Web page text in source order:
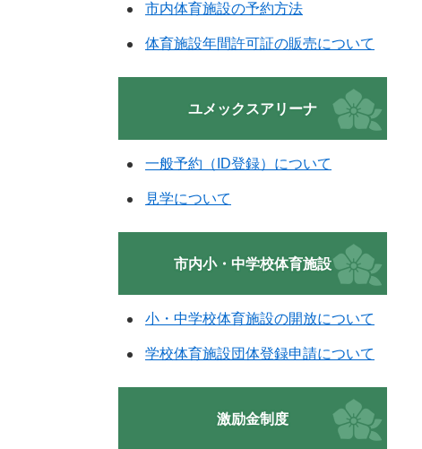
市内体育施設の予約方法
体育施設年間許可証の販売について
ユメックスアリーナ
一般予約（ID登録）について
見学について
市内小・中学校体育施設
小・中学校体育施設の開放について
学校体育施設団体登録申請について
激励金制度